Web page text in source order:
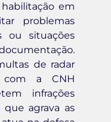
em
problemas
ou situações
de radar
com a CNH
infrações
agrava as